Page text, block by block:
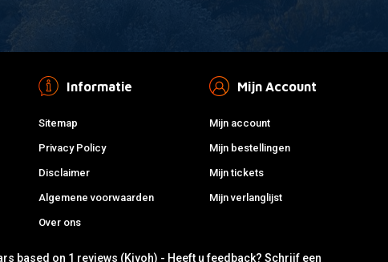
Informatie
Sitemap
Privacy Policy
Disclaimer
Algemene voorwaarden
Over ons
Mijn Account
Mijn account
Mijn bestellingen
Mijn tickets
Mijn verlanglijst
based on 1 reviews (Kiyoh) - Heeft u feedback?Schrijf een